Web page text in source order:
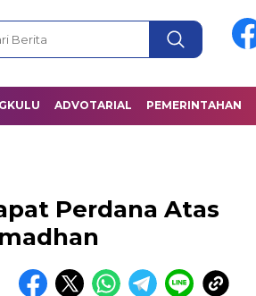
ADVOTARIAL PEMERINTAHAN
Perdana Atas